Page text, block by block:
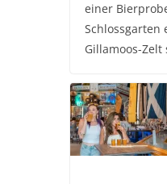
einer
Schlossgarten
Gillamoos-Zelt